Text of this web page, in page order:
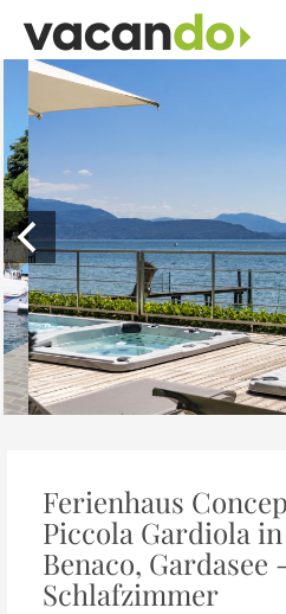
Ferienhaus
Piccola Gardiola
Benaco, Gardasee
Schlafzimmer